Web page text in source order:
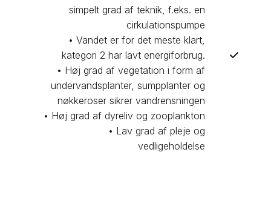
simpelt grad af teknik, f.eks. en
cirkulationspumpe
• Vandet er for det meste klart,
kategori 2 har lavt energiforbrug.
• Høj grad af vegetation i form af
undervandsplanter, sumpplanter og
nøkkeroser sikrer vandrensningen
• Høj grad af dyreliv og zooplankton
• Lav grad af pleje og
vedligeholdelse​